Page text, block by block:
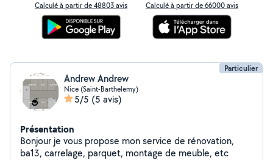
Calculé à partir de 48803 avis Calculé à partir de 66000 avis
Particulier
Andrew Andrew
Nice (Saint-Barthelemy)
5/5 (5 avis)
Présentation
Bonjour je vous propose mon service de rénovation,
ba13, carrelage, parquet, montage de meuble, etc